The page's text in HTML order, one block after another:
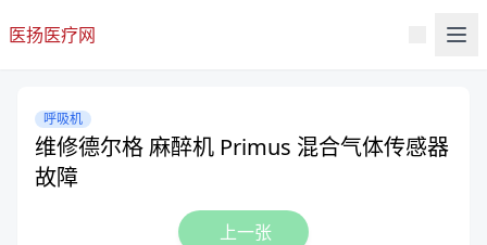
医扬医疗网
呼吸机
维修德尔格 麻醉机 Primus 混合气体传感器
故障
上一张